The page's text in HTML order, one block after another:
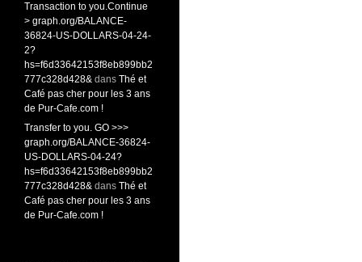
Transaction to you.Continue
> graph.org/BALANCE-
36824-US-DOLLARS-04-24-
2?
hs=f6d33642153f8eb899bb2
777c328d428& dans Thé et
Café pas cher pour les 3 ans
de Pur-Cafe.com !
Transfer to you. GO >>>
graph.org/BALANCE-36824-
US-DOLLARS-04-24?
hs=f6d33642153f8eb899bb2
777c328d428& dans Thé et
Café pas cher pour les 3 ans
de Pur-Cafe.com !